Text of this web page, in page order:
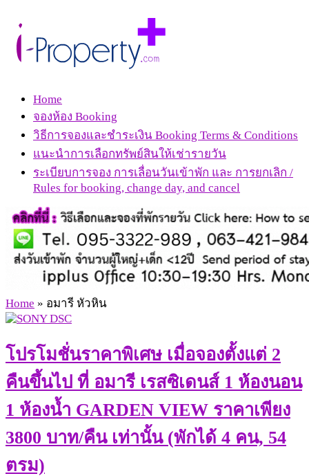
Home
จองห้อง Booking
วิธีการจองและชำระเงิน Booking Terms & Conditions
แนะนำการเลือกทรัพย์สินให้เช่ารายวัน
ระเบียบการจอง การเลื่อนวันเข้าพัก และ การยกเลิก /
Rules for booking, change day, and cancel
Home » อมารี หัวหิน
โปรโมชั่นราคาพิเศษ เมื่อจองตั้งแต่ 2
คืนขึ้นไป ที่ อมารี เรสซิเดนส์ 1 ห้องนอน
1 ห้องน้ำ GARDEN VIEW ราคาเพียง
3800 บาท/คืน เท่านั้น (พักได้ 4 คน, 54
ตรม)